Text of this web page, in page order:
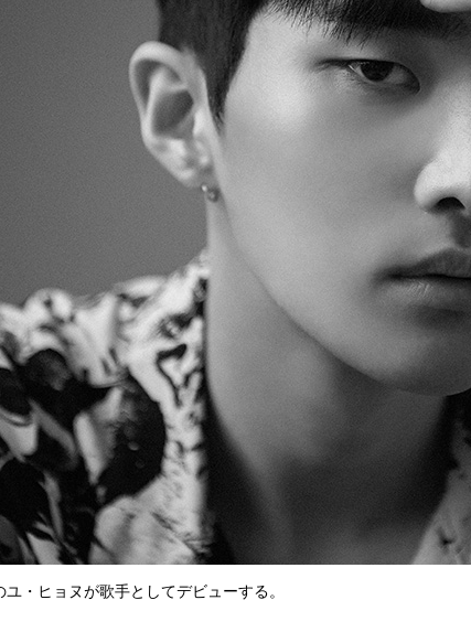
ユ・ヒョヌが歌手としてデビューする。